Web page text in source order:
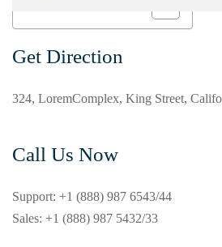
Get Direction
324, LoremComplex, King Street,
Call Us Now
Support: +1 (888) 987 6543/44
Sales: +1 (888) 987 5432/33